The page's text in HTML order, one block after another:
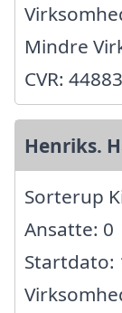
Mindre
CVR:
Henriks.
Sorterup
Ansatte: 0
Startdato: